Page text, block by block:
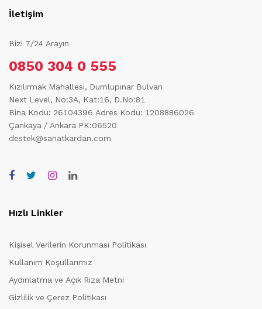
İletişim
Bizi 7/24 Arayın
0850 304 0 555
Kızılırmak Mahallesi, Dumlupınar Bulvarı
Next Level, No:3A, Kat:16, D.No:81
Bina Kodu: 26104396 Adres Kodu: 1208886026
Çankaya / Ankara PK:06520
destek@sanatkardan.com
Hızlı Linkler
Kişisel Verilerin Korunması Politikası
Kullanım Koşullarımız
Aydınlatma ve Açık Rıza Metni
Gizlilik ve Çerez Politikası